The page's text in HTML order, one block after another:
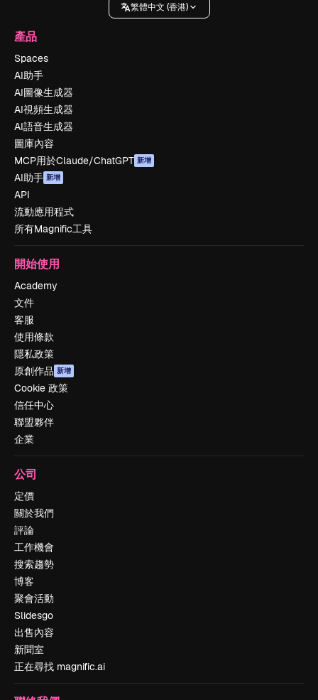
繁體中文 (香港)
產品
Spaces
AI助手
AI圖像生成器
AI視頻生成器
AI語音生成器
圖庫內容
MCP用於Claude/ChatGPT 新增
AI助手 新增
API
流動應用程式
所有Magnific工具
開始使用
Academy
文件
客服
使用條款
隱私政策
原創作品 新增
Cookie 政策
信任中心
聯盟夥伴
企業
公司
定價
關於我們
評論
工作機會
搜索趨勢
博客
聚會活動
Slidesgo
出售內容
新聞室
正在尋找 magnific.ai